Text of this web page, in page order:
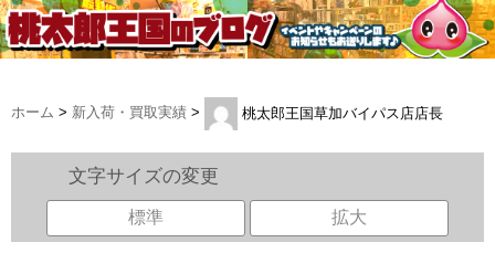
ホーム > 新入荷・買取実績 > 桃太郎王国草加バイパス店店長
文字サイズの変更
標準 拡大